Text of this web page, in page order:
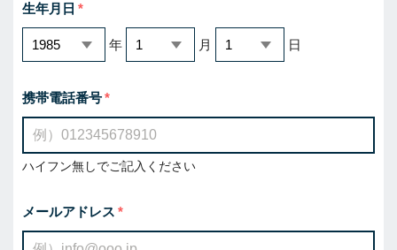
生年月日
年 月 日
携帯電話番号
ハイフン無しでご記入ください
メールアドレス